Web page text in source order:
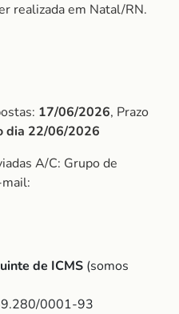
realizada em Natal/RN.
17/06/2026, Prazo
dia 22/06/2026
A/C: Grupo de
de ICMS (somos
0001-93